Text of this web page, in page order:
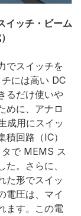
イッチ・ビーム
でスイッチを
には高い DC
るだけ使いや
めに、アナロ
成用にスイッ
回路（IC）
で MEMS ス
。さらに、
た形でスイッ
電圧は、マイ
ます。この電